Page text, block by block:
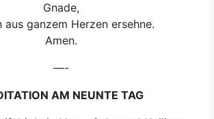
Gnade,
aus ganzem Herzen ersehne.
Amen.
—-
AM NEUNTE TAG